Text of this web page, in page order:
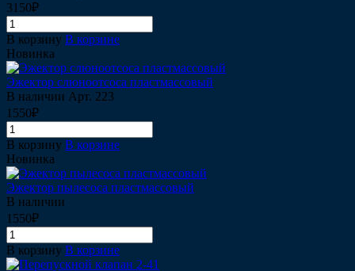
3150₽
В корзину В корзине
Новинка
Эжектор слюноотсоса пластмассовый
В наличии Арт. 223
1550₽
В корзину В корзине
Новинка
Эжектор пылесоса пластмассовый
В наличии
1550₽
В корзину В корзине